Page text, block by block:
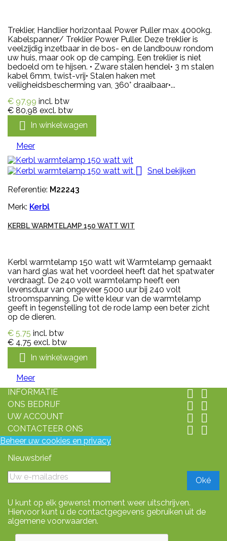
Treklier, Handlier horizontaal Power Puller max 4000kg.
Kabelspanner/ Treklier Power Puller. Deze treklier is
veelzijdig inzetbaar in de bos- en de landbouw rondom
uw huis, maar ook op de camping. Een treklier is niet
bedoeld om te hijsen. • Zware stalen hendel• 3 m stalen
kabel 6mm, twist-vrij• Stalen haken met
veiligheidsbescherming van, 360° draaibaar•...
€ 97,99 incl. btw
€ 80,98 excl. btw
 In winkelwagen
Meer

Snel bekijken
Referentie: M22243
Merk: Kerbl
KERBL WARMTELAMP 150 WATT WIT
Kerbl warmtelamp 150 watt wit Warmtelamp gemaakt
van hard glas wat het voordeel heeft dat het spatwater
verdraagt. De 240 volt warmtelamp heeft een
levensduur van ongeveer 5000 uur bij 240 volt
stroomspanning. De witte kleur van de warmtelamp
geeft in tegenstelling tot de rode lamp een beter zicht
op de dieren.
€ 5,75 incl. btw
€ 4,75 excl. btw
 In winkelwagen
Meer
INFORMATIE
 
ONS BEDRIJF  
UW ACCOUNT  
CONTACTEER ONS  
Beheer uw cookies en privacy
Nieuwsbrief
U kunt op elk gewenst moment weer uitschrijven.
Hiervoor kunt u de contactgegevens gebruiken uit de
algemene voorwaarden.